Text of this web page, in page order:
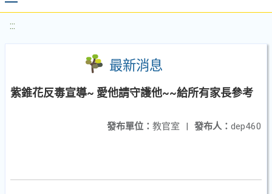
:::
最新消息
紫錐花反毒宣導~ 愛他請守護他~~給所有家長參考
發布人： dep460
發布單位： 教官室 |